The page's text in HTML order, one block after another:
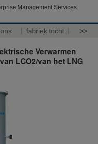
Management Services
fabriek tocht >>
Verwarmen
LCO2/van het LNG